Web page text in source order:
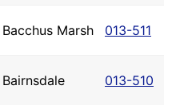
Bacchus Marsh 013-511
Bairnsdale 013-510